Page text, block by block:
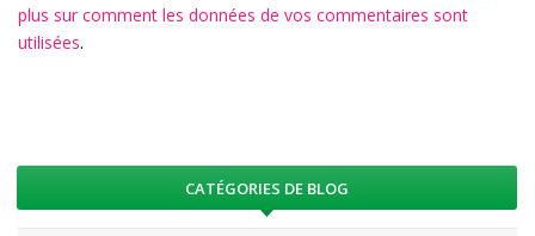
plus sur comment les données de vos commentaires sont
utilisées.
CATÉGORIES DE BLOG